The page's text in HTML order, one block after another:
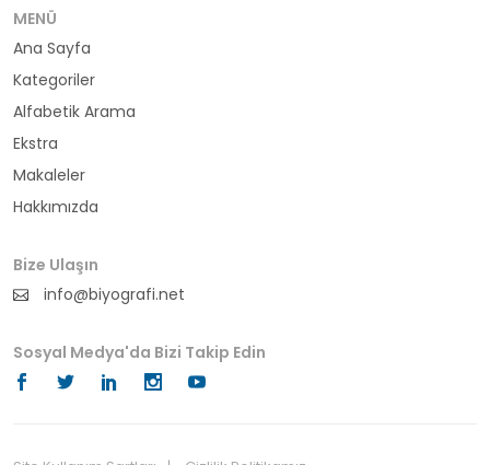
bürokrat
büyükelçi
cumhurbaşkanı
din adamı
doktor
fotoğrafçı
futbol
MENÜ
Ana Sayfa
Kategoriler
Alfabetik Arama
Ekstra
Makaleler
Hakkımızda
Bize Ulaşın
info@biyografi.net
Sosyal Medya'da Bizi Takip Edin